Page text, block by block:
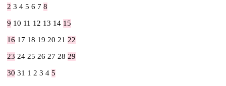
2 3 4 5 6 7 8
9 10 11 12 13 14 15
16 17 18 19 20 21 22
23 24 25 26 27 28 29
30 31 1 2 3 4 5